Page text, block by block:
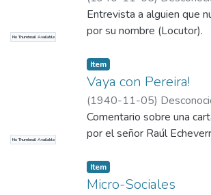
No Thumbnail Available
Entrevista a alguien que
por su nombre (Locutor).
No Thumbnail Available
Item
Vaya con Pereira!
(1940-11-05)
Comentario sobre una
por el señor Raúl
Item
Micro-Sociales